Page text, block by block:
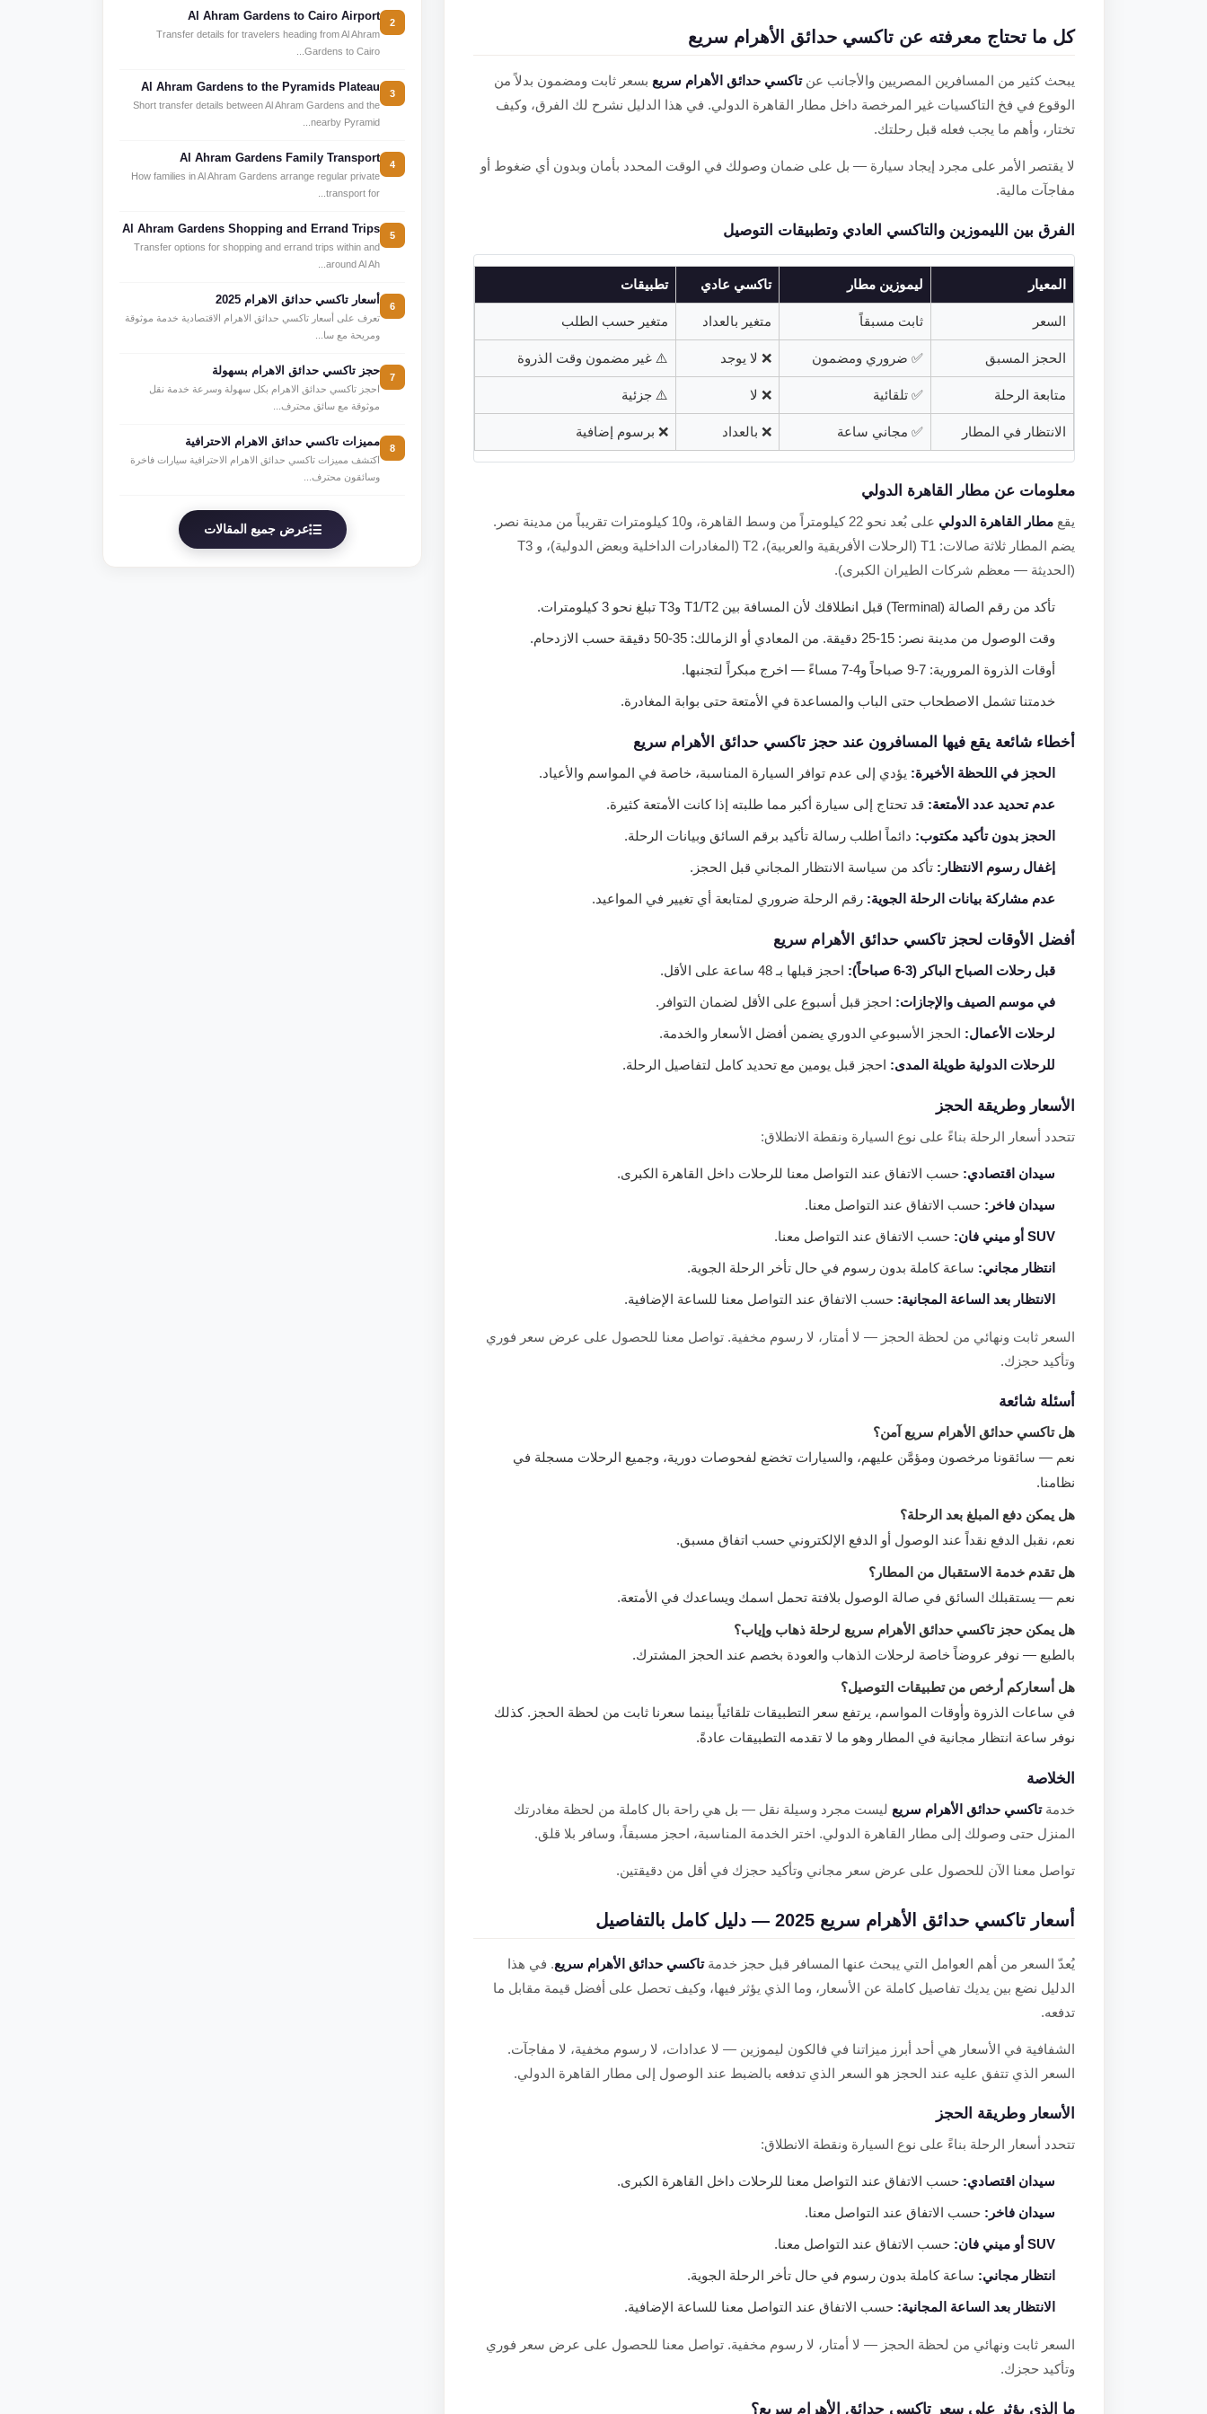
كل ما تحتاج معرفته عن تاكسي حدائق الأهرام سريع
يبحث كثير من المسافرين المصريين والأجانب عنتاكسي حدائق الأهرام سريع بسعر ثابت ومضمون بدلاً من
الوقوع في فخ التاكسيات غير المرخصة داخل مطار القاهرة الدولي. في هذا الدليل نشرح لك الفرق، وكيف
تختار، وأهم ما يجب فعله قبل رحلتك.
لا يقتصر الأمر على مجرد إيجاد سيارة — بل على ضمان وصولك في الوقت المحدد بأمان وبدون أي ضغوط أو
مفاجآت مالية.
الفرق بين الليموزين والتاكسي العادي وتطبيقات التوصيل
المعيار ليموزين مطار تاكسي عادي تطبيقات
السعر ثابت مسبقاً متغير بالعداد متغير حسب الطلب
الحجز المسبق ✅ ضروري ومضمون ❌ لا يوجد ⚠️ غير مضمون وقت الذروة
متابعة الرحلة ✅ تلقائية ❌ لا ⚠️ جزئية
الانتظار في المطار ✅ مجاني ساعة ❌ بالعداد ❌ برسوم إضافية
معلومات عن مطار القاهرة الدولي
يقع مطار القاهرة الدولي
على بُعد نحو 22 كيلومتراً من وسط القاهرة، و10 كيلومترات تقريباً من مدينة نصر.
يضم المطار ثلاثة صالات: T1 (الرحلات الأفريقية والعربية)، T2 (المغادرات الداخلية وبعض الدولية)، و T3
(الحديثة — معظم شركات الطيران الكبرى).
تأكد من رقم الصالة (Terminal) قبل انطلاقك لأن المسافة بين T1/T2 وT3 تبلغ نحو 3 كيلومترات.
وقت الوصول من مدينة نصر: 15-25 دقيقة. من المعادي أو الزمالك: 35-50 دقيقة حسب الازدحام.
أوقات الذروة المرورية: 7-9 صباحاً و4-7 مساءً — اخرج مبكراً لتجنبها.
خدمتنا تشمل الاصطحاب حتى الباب والمساعدة في الأمتعة حتى بوابة المغادرة.
أخطاء شائعة يقع فيها المسافرون عند حجز تاكسي حدائق الأهرام سريع
الحجز في اللحظة الأخيرة: يؤدي إلى عدم توافر السيارة المناسبة، خاصة في المواسم والأعياد.
عدم تحديد عدد الأمتعة: قد تحتاج إلى سيارة أكبر مما طلبته إذا كانت الأمتعة كثيرة.
الحجز بدون تأكيد مكتوب: دائماً اطلب رسالة تأكيد برقم السائق وبيانات الرحلة.
إغفال رسوم الانتظار: تأكد من سياسة الانتظار المجاني قبل الحجز.
عدم مشاركة بيانات الرحلة الجوية: رقم الرحلة ضروري لمتابعة أي تغيير في المواعيد.
أفضل الأوقات لحجز تاكسي حدائق الأهرام سريع
قبل رحلات الصباح الباكر (3-6 صباحاً): احجز قبلها بـ 48 ساعة على الأقل.
في موسم الصيف والإجازات: احجز قبل أسبوع على الأقل لضمان التوافر.
لرحلات الأعمال: الحجز الأسبوعي الدوري يضمن أفضل الأسعار والخدمة.
للرحلات الدولية طويلة المدى: احجز قبل يومين مع تحديد كامل لتفاصيل الرحلة.
الأسعار وطريقة الحجز
تتحدد أسعار الرحلة بناءً على نوع السيارة ونقطة الانطلاق:
سيدان اقتصادي: حسب الاتفاق عند التواصل معنا للرحلات داخل القاهرة الكبرى.
سيدان فاخر: حسب الاتفاق عند التواصل معنا.
SUV أو ميني فان: حسب الاتفاق عند التواصل معنا.
انتظار مجاني: ساعة كاملة بدون رسوم في حال تأخر الرحلة الجوية.
الانتظار بعد الساعة المجانية: حسب الاتفاق عند التواصل معنا للساعة الإضافية.
السعر ثابت ونهائي من لحظة الحجز — لا أمتار، لا رسوم مخفية. تواصل معنا للحصول على عرض سعر فوري
وتأكيد حجزك.
أسئلة شائعة
هل تاكسي حدائق الأهرام سريع آمن؟
نعم — سائقونا مرخصون ومؤمَّن عليهم، والسيارات تخضع لفحوصات دورية، وجميع الرحلات مسجلة في
نظامنا.
هل يمكن دفع المبلغ بعد الرحلة؟
نعم، نقبل الدفع نقداً عند الوصول أو الدفع الإلكتروني حسب اتفاق مسبق.
هل تقدم خدمة الاستقبال من المطار؟
نعم — يستقبلك السائق في صالة الوصول بلافتة تحمل اسمك ويساعدك في الأمتعة.
هل يمكن حجز تاكسي حدائق الأهرام سريع لرحلة ذهاب وإياب؟
بالطبع — نوفر عروضاً خاصة لرحلات الذهاب والعودة بخصم عند الحجز المشترك.
هل أسعاركم أرخص من تطبيقات التوصيل؟
في ساعات الذروة وأوقات المواسم، يرتفع سعر التطبيقات تلقائياً بينما سعرنا ثابت من لحظة الحجز. كذلك
نوفر ساعة انتظار مجانية في المطار وهو ما لا تقدمه التطبيقات عادةً.
الخلاصة
خدمةتاكسي حدائق الأهرام سريع ليست مجرد وسيلة نقل — بل هي راحة بال كاملة من لحظة مغادرتك
المنزل حتى وصولك إلى مطار القاهرة الدولي. اختر الخدمة المناسبة، احجز مسبقاً، وسافر بلا قلق.
تواصل معنا الآن للحصول على عرض سعر مجاني وتأكيد حجزك في أقل من دقيقتين.
أسعار تاكسي حدائق الأهرام سريع 2025 — دليل كامل بالتفاصيل
يُعدّ السعر من أهم العوامل التي يبحث عنها المسافر قبل حجز خدمةتاكسي حدائق الأهرام سريع. في هذا
الدليل نضع بين يديك تفاصيل كاملة عن الأسعار، وما الذي يؤثر فيها، وكيف تحصل على أفضل قيمة مقابل ما
تدفعه.
الشفافية في الأسعار هي أحد أبرز ميزاتنا في فالكون ليموزين — لا عدادات، لا رسوم مخفية، لا مفاجآت.
السعر الذي تتفق عليه عند الحجز هو السعر الذي تدفعه بالضبط عند الوصول إلى مطار القاهرة الدولي.
الأسعار وطريقة الحجز
تتحدد أسعار الرحلة بناءً على نوع السيارة ونقطة الانطلاق:
سيدان اقتصادي: حسب الاتفاق عند التواصل معنا للرحلات داخل القاهرة الكبرى.
سيدان فاخر: حسب الاتفاق عند التواصل معنا.
SUV أو ميني فان: حسب الاتفاق عند التواصل معنا.
انتظار مجاني: ساعة كاملة بدون رسوم في حال تأخر الرحلة الجوية.
الانتظار بعد الساعة المجانية: حسب الاتفاق عند التواصل معنا للساعة الإضافية.
السعر ثابت ونهائي من لحظة الحجز — لا أمتار، لا رسوم مخفية. تواصل معنا للحصول على عرض سعر فوري
وتأكيد حجزك.
ما الذي يؤثر على سعر تاكسي حدائق الأهرام سريع؟
2
Al Ahram Gardens to Cairo Airport
Transfer details for travelers heading from Al Ahram
Gardens to Cairo...
3
Al Ahram Gardens to the Pyramids Plateau
Short transfer details between Al Ahram Gardens and the
nearby Pyramid...
4
Al Ahram Gardens Family Transport
How families in Al Ahram Gardens arrange regular private
transport for...
5
Al Ahram Gardens Shopping and Errand Trips
Transfer options for shopping and errand trips within and
around Al Ah...
6 أسعار تاكسي حدائق الاهرام 2025
تعرف على أسعار تاكسي حدائق الاهرام الاقتصادية خدمة موثوقة
ومريحة مع سا...
7 حجز تاكسي حدائق الاهرام بسهولة
احجز تاكسي حدائق الاهرام بكل سهولة وسرعة خدمة نقل
موثوقة مع سائق محترف...
8 مميزات تاكسي حدائق الاهرام الاحترافية
اكتشف مميزات تاكسي حدائق الاهرام الاحترافية سيارات فاخرة
وسائقون محترف...
عرض جميع المقالات